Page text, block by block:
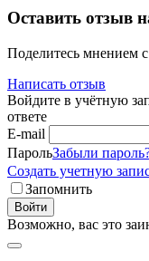
Оставить отзыв
Поделитесь мнением
Написать отзыв
Войдите в учётную
ответе
E-mail
ПарольЗабыли
Создать учетную
Запомнить
Войти
Возможно, вас это